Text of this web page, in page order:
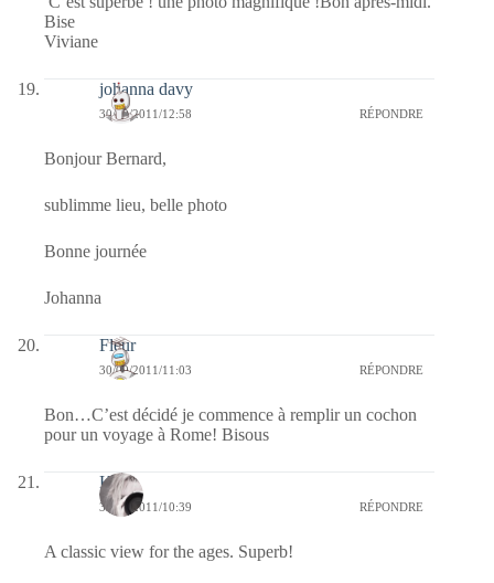
Bise
Viviane
johanna davy
30/09/2011/12:58 RÉPONDRE
Bonjour Bernard,
sublimme lieu, belle photo
Bonne journée
Johanna
Fleur
30/09/2011/11:03 RÉPONDRE
Bon…C’est décidé je commence à remplir un cochon
pour un voyage à Rome! Bisous
Kala
30/09/2011/10:39 RÉPONDRE
A classic view for the ages. Superb!